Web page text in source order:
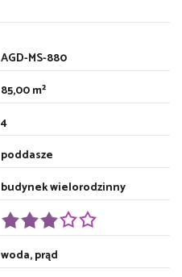
AGD-MS-880
85,00 m²
4
poddasze
budynek wielorodzinny
woda, prąd